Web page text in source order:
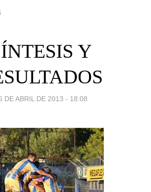
Y
DE ABRIL DE 2013 - 18:08